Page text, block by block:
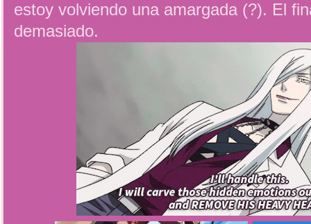
estoy volviendo una amargada (?). El
demasiado.